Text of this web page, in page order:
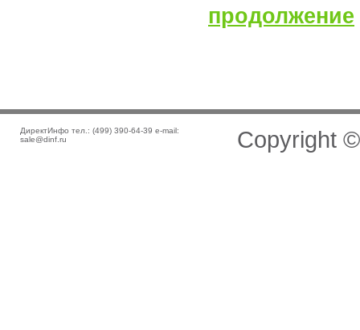
продолжение
ДиректИнфо тел.: (499) 390-64-39 e-mail:
sale@dinf.ru
Copyright